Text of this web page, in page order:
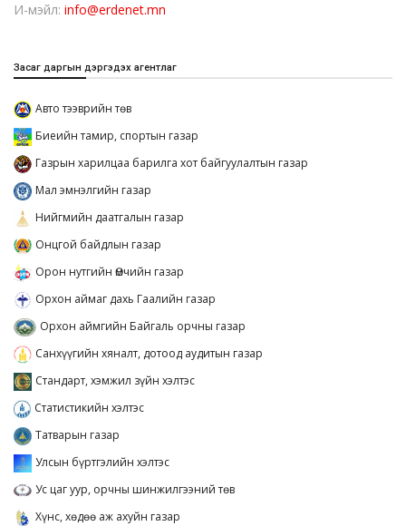
И-мэйл: info@erdenet.mn
Засаг даргын дэргэдэх агентлаг
Авто тээврийн төв
Биеийн тамир, спортын газар
Газрын харилцаа барилга хот байгуулалтын газар
Мал эмнэлгийн газар
Нийгмийн даатгалын газар
Онцгой байдлын газар
Орон нутгийн Өмчийн газар
Орхон аймаг дахь Гаалийн газар
Орхон аймгийн Байгаль орчны газар
Санхүүгийн хяналт, дотоод аудитын газар
Стандарт, хэмжил зүйн хэлтэс
Статистикийн хэлтэс
Татварын газар
Улсын бүртгэлийн хэлтэс
Ус цаг уур, орчны шинжилгээний төв
Хүнс, хөдөө аж ахуйн газар